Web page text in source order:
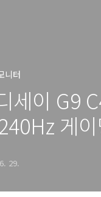
니터
세이 G9
게
29.